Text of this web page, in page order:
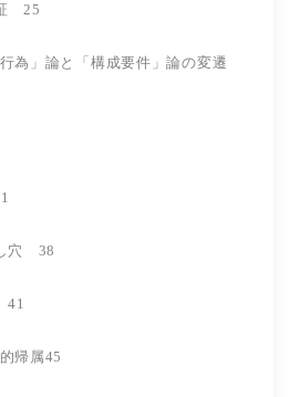
25
」論と「構成要件」論の変遷
し穴 38
帰属45